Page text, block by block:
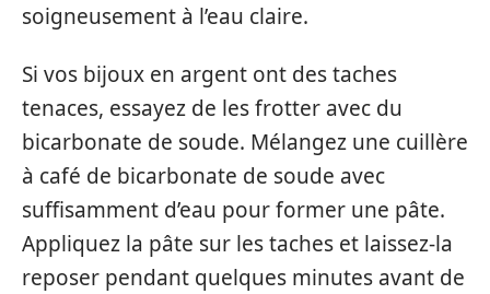
soigneusement à l’eau claire.
Si vos bijoux en argent ont des taches
tenaces, essayez de les frotter avec du
bicarbonate de soude. Mélangez une cuillère
à café de bicarbonate de soude avec
suffisamment d’eau pour former une pâte.
Appliquez la pâte sur les taches et laissez-la
reposer pendant quelques minutes avant de